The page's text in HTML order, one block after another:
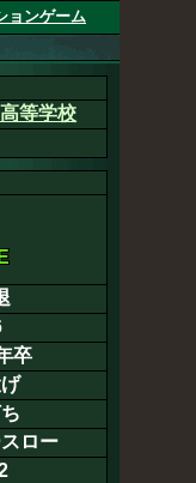
ョンゲーム
等学校
E
卒
ロー